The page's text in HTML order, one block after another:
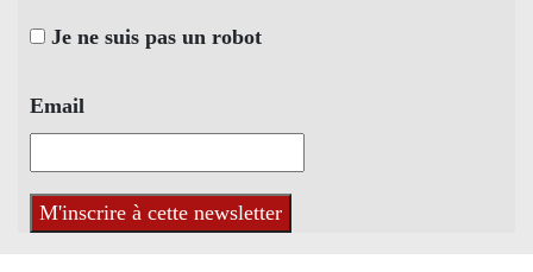
Je ne suis pas un robot
Email